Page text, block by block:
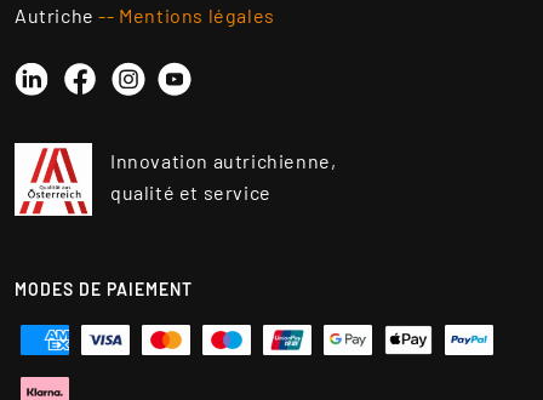
Autriche-- Mentions légales
LinkedinFacebookInstagram
YouTube
Innovation autrichienne,
qualité et service
MODES DE PAIEMENT